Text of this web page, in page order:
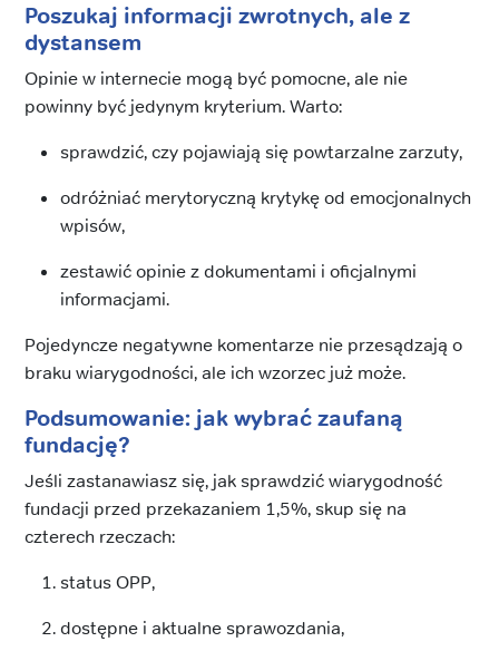
Poszukaj informacji zwrotnych, ale z
dystansem
Opinie w internecie mogą być pomocne, ale nie
powinny być jedynym kryterium. Warto:
sprawdzić, czy pojawiają się powtarzalne zarzuty,
odróżniać merytoryczną krytykę od emocjonalnych
wpisów,
zestawić opinie z dokumentami i oficjalnymi
informacjami.
Pojedyncze negatywne komentarze nie przesądzają o
braku wiarygodności, ale ich wzorzec już może.
Podsumowanie: jak wybrać zaufaną
fundację?
Jeśli zastanawiasz się, jak sprawdzić wiarygodność
fundacji przed przekazaniem 1,5%, skup się na
czterech rzeczach:
status OPP,
dostępne i aktualne sprawozdania,